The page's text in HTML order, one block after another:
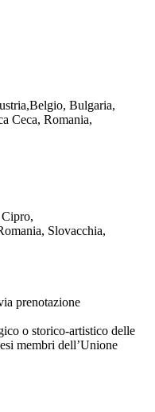
Bulgaria,
Ceca, Romania,
Slovacchia,
prenotazione
o storico-artistico delle
membri dell’Unione